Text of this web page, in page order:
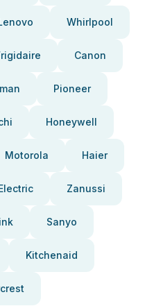
Whirlpool
Canon
Pioneer
Honeywell
Motorola Haier
Zanussi
Sanyo
Kitchenaid